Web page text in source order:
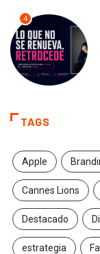
4
TAGS
Apple
Cannes Lions
Destacado
estrategia